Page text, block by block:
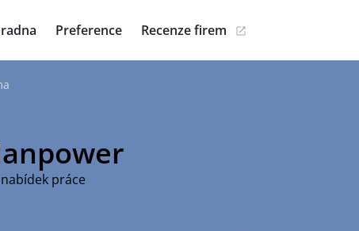
Preference Recenze firem
práce